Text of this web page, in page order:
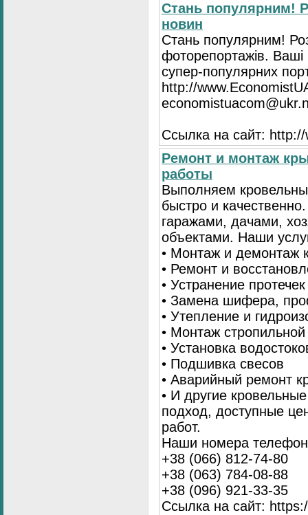
Стань популярним!
новин
Стань популярним!
фоторепортажів. Ваші
супер-популярних
http://
Ссылка на сайт:
Ремонт и монтаж
работы
Выполняем
быстро и
гаражами, дачами,
объектами. Наши
• Монтаж и демонтаж
• Ремонт и
• Устранение протечек
• Замена шифера,
• Утепление и
• Монтаж
• Установка
• Подшивка свесов
• Аварийный ремонт
• И другие
подход, доступные
работ.
Наши номера
+38 (066) 812-74-80
+38 (063) 784-08-88
+38 (096) 921-33-35
Ссылка на сайт: